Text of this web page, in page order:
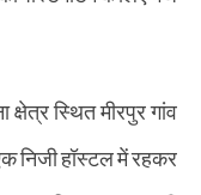
स्थित मीरपुर गांव
निजी हॉस्टल में रहकर